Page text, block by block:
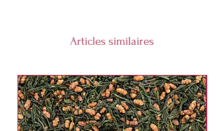
Articles similaires